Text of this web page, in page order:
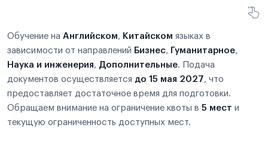
Обучение на Английском, Китайском языках в
зависимости от направлений Бизнес, Гуманитарное,
Наука и инженерия, Дополнительные. Подача
документов осуществляется до 15 мая 2027, что
предоставляет достаточное время для подготовки.
Обращаем внимание на ограничение квоты в 5 мест и
текущую ограниченность доступных мест.